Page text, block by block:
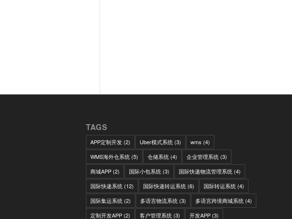
TAGS
APP定制开发(2) Uber模式系统 (3) wms (4)
WMS海外仓系统 (5) 仓储系统 (4) 企业管理系统 (3)
商城APP(2) 国际小包系统 (3) 国际快递物流管理系统 (4)
国际快递系统 (12) 国际快递转运系统 (6) 国际转运系统 (4)
国际集运系统 (2) 多语言物流系统 (3) 多语言跨境商城系统 (4)
定制开发APP(2) 客户管理系统 (3) 开发APP(3)